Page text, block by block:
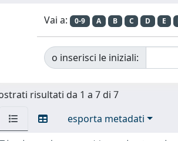
Vai a: 0-9 A B C D E
o inserisci le iniziali:
risultati da 1 a 7 di 7
esporta metadati